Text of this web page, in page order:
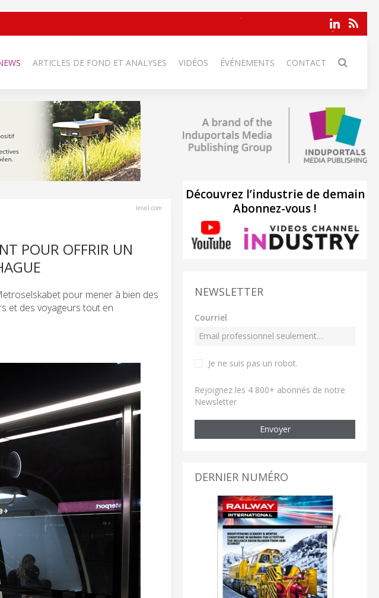
ARTICLES DE FOND ET ANALYSES VIDÉOS ÉVÉNEMENTS CONTACT
lerail.com
POUR OFFRIR UN
pour mener à bien des
et des voyageurs tout en
Découvrez l’industrie de demain
Abonnez-vous !
NEWSLETTER
Courriel
Je ne suis pas un robot.
Rejoignez les 4 800+ abonnés de notre
Newsletter
Envoyer
DERNIER NUMÉRO